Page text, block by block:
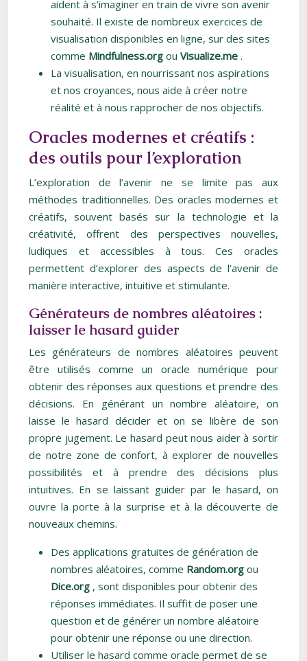
aident à s’imaginer en train de vivre son avenir
souhaité. Il existe de nombreux exercices de
visualisation disponibles en ligne, sur des sites
comme Mindfulness.org ou Visualize.me .
La visualisation, en nourrissant nos aspirations
et nos croyances, nous aide à créer notre
réalité et à nous rapprocher de nos objectifs.
Oracles modernes et créatifs :
des outils pour l’exploration
L’exploration de l’avenir ne se limite pas aux
méthodes traditionnelles. Des oracles modernes et
créatifs, souvent basés sur la technologie et la
créativité, offrent des perspectives nouvelles,
ludiques et accessibles à tous. Ces oracles
permettent d’explorer des aspects de l’avenir de
manière interactive, intuitive et stimulante.
Générateurs de nombres aléatoires :
laisser le hasard guider
Les générateurs de nombres aléatoires peuvent
être utilisés comme un oracle numérique pour
obtenir des réponses aux questions et prendre des
décisions. En générant un nombre aléatoire, on
laisse le hasard décider et on se libère de son
propre jugement. Le hasard peut nous aider à sortir
de notre zone de confort, à explorer de nouvelles
possibilités et à prendre des décisions plus
intuitives. En se laissant guider par le hasard, on
ouvre la porte à la surprise et à la découverte de
nouveaux chemins.
Des applications gratuites de génération de
nombres aléatoires, comme Random.org ou
Dice.org , sont disponibles pour obtenir des
réponses immédiates. Il suffit de poser une
question et de générer un nombre aléatoire
pour obtenir une réponse ou une direction.
Utiliser le hasard comme oracle permet de se